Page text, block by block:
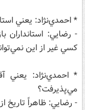
* احمدي‌نژاد‌: يعني
- رضايي‌: استانداران
كسي غير از اين
* احمدي‌نژاد‌: يعني
مي‌پذيرفت؟
- رضايي‌: ظاهراً تاريخ